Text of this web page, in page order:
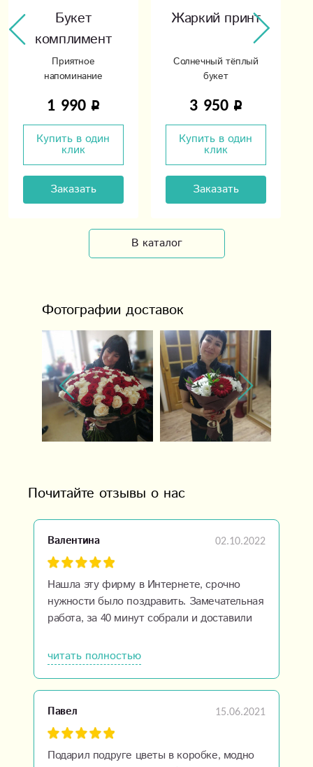
Букет
комплимент
Приятное
напоминание
1 990
Купить в один
клик
Заказать
Жаркий принт
Солнечный тёплый
букет
3 950
Купить в один
клик
Заказать
В каталог
Фотографии доставок
Почитайте отзывы о нас
Валентина 02.10.2022
Нашла эту фирму в Интернете, срочно
нужности было поздравить. Замечательная
работа, за 40 минут собрали и доставили
рекомендую.
читать полностью
Павел 15.06.2021
Подарил подруге цветы в коробке, модно